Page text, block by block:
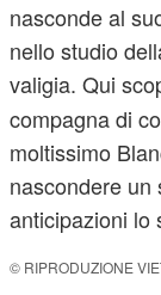
nasconde al
nello studio
valigia. Qui
compagna di
moltissimo
nascondere un
anticipazioni lo
© RIPRODUZIONE